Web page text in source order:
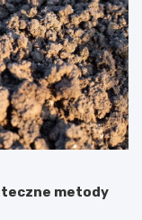
metody